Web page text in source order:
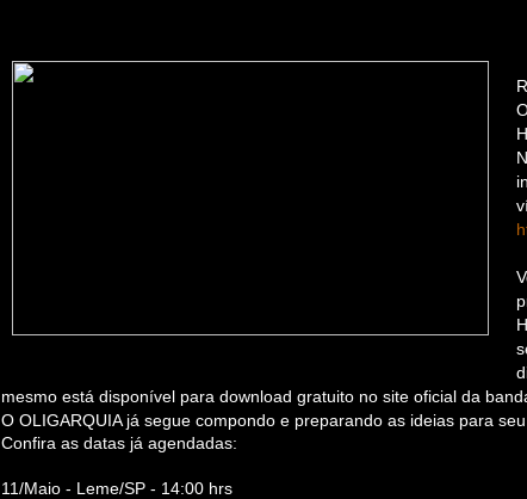
mesmo está disponível para download gratuito no site oficial da
O OLIGARQUIA já segue compondo e preparando as ideias para
Confira as datas já agendadas:
11/Maio - Leme/SP - 14:00 hrs